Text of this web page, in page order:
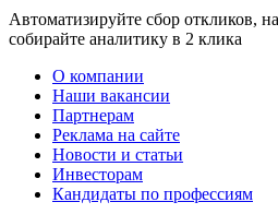
Автоматизируйте сбор откликов,
собирайте аналитику в 2 клика
О компании
Наши вакансии
Партнерам
Реклама на сайте
Новости и статьи
Инвесторам
Кандидаты по профессиям